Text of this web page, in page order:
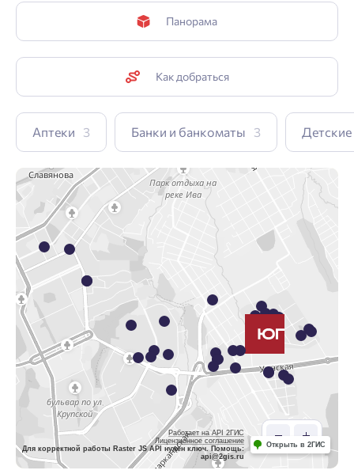
Панорама
Как добраться
Аптеки 3 Банки и банкоматы 3
Работает на API 2ГИС
Лицензионное соглашение
Для корректной работы Raster JS API нужен ключ. Помощь:
api@2gis.ru
Открыть в 2ГИС